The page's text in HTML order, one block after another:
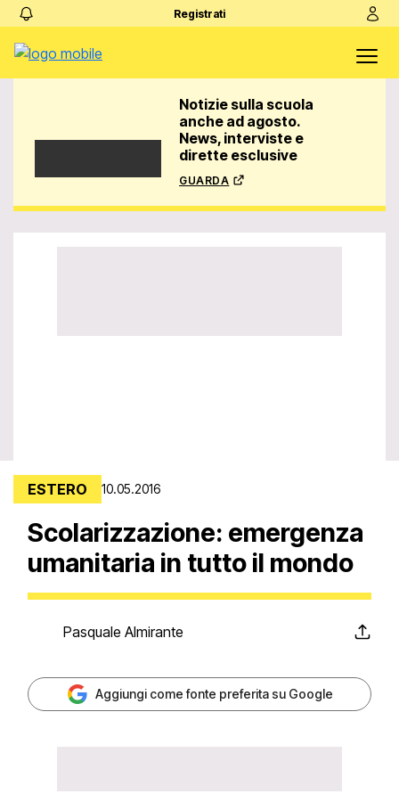
Registrati
Notizie sulla scuola
anche ad agosto.
News, interviste e
dirette esclusive
guarda
ESTERO 10.05.2016
Scolarizzazione: emergenza
umanitaria in tutto il mondo
Pasquale Almirante
Aggiungi come fonte preferita su Google